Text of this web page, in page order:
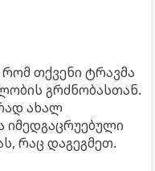
რომ თქვენი ტრავმა
გრძნობასთან.
ახალ
იმედგაცრუებული
რაც დაგეგმეთ.